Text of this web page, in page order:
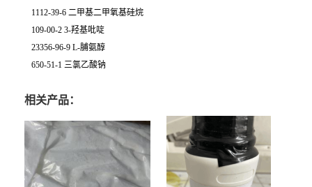
1112-39-6 二甲基二甲氧基硅烷
109-00-2 3-羟基吡啶
23356-96-9 L-脯氨醇
650-51-1 三氯乙酸钠
相关产品：